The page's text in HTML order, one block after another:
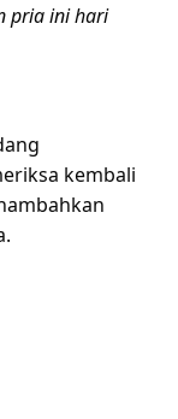
pria ini hari
kembali